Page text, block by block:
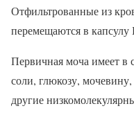
Отфильтрованные из
перемещаются в капсулу
Первичная моча имеет в
соли, глюкозу,
другие